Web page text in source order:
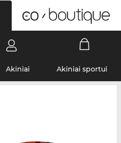
Akiniai Akiniai sportui